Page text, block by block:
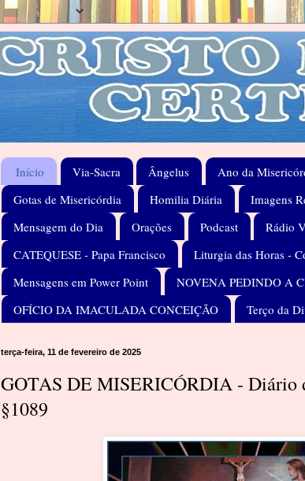
Início Via-Sacra Ângelus Ano da
Gotas de Misericórdia
Homilia Diária Imagens
Mensagem do Dia
Orações Podcast Rádio
CATEQUESE - Papa Francisco
Liturgia das Horas -
Mensagens em Power Point
NOVENA PEDINDO A
OFÍCIO DA IMACULADA CONCEIÇÃO
Terço da
terça-feira, 11 de fevereiro de 2025
GOTAS DE MISERICÓRDIA - Diário
§1089